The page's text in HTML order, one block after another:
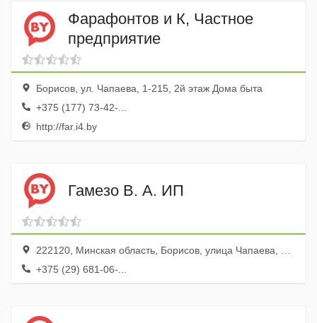
Фарафонтов и К, Частное
предприятие
Борисов, ул. Чапаева, 1-215, 2й этаж Дома быта
+375 (177) 73-42-...
http://far.i4.by
Гамезо В. А. ИП
222120, Минская область, Борисов, улица Чапаева, 20, 205
+375 (29) 681-06-...